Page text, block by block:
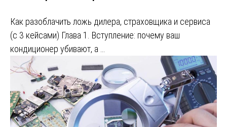
Как разоблачить ложь дилера, страховщика и сервиса
(с 3 кейсами) Глава 1. Вступление: почему ваш
кондиционер убивают, а …